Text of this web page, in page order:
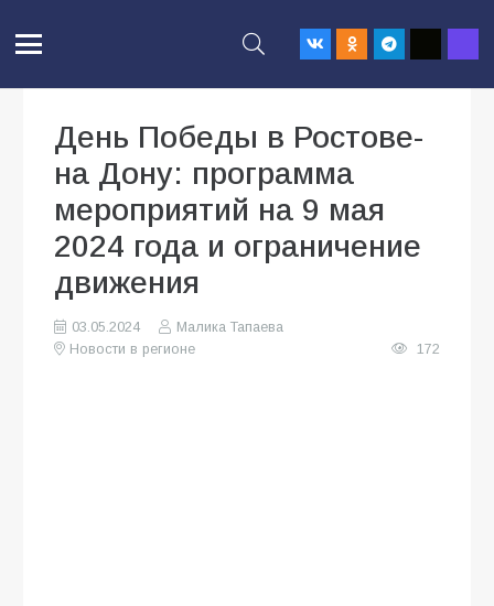
День Победы в Ростове-
на Дону: программа
мероприятий на 9 мая
2024 года и ограничение
движения
03.05.2024
Малика Тапаева
Новости в регионе
172